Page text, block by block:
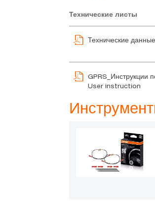
Технические листы
Технические
GPRS_Инструкции
User instruction